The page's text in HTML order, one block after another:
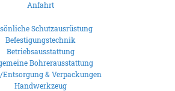
Anfahrt
Schutzausrüstung
Befestigungstechnik
Betriebsausstattung
Bohrerausstattung
Entsorgung & Verpackungen
Handwerkzeug